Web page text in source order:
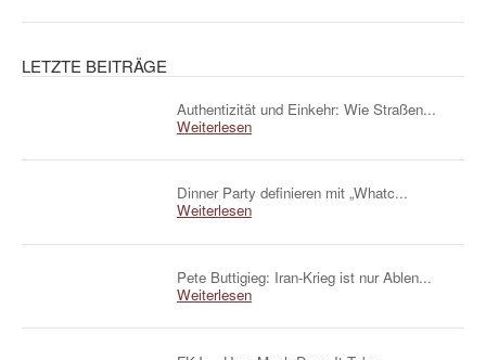
LETZTE BEITRÄGE
Authentizität und Einkehr: Wie Straßen...
Weiterlesen
Dinner Party definieren mit „Whatc...
Weiterlesen
Pete Buttigieg: Iran-Krieg ist nur Ablen...
Weiterlesen